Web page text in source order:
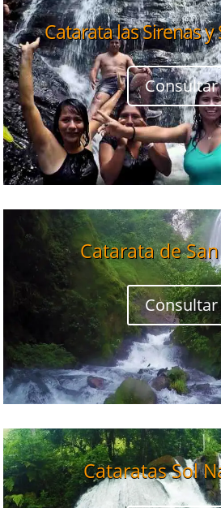
Catarata las Sirenas y
Consultar
Catarata de
Consultar
Cataratas Sol